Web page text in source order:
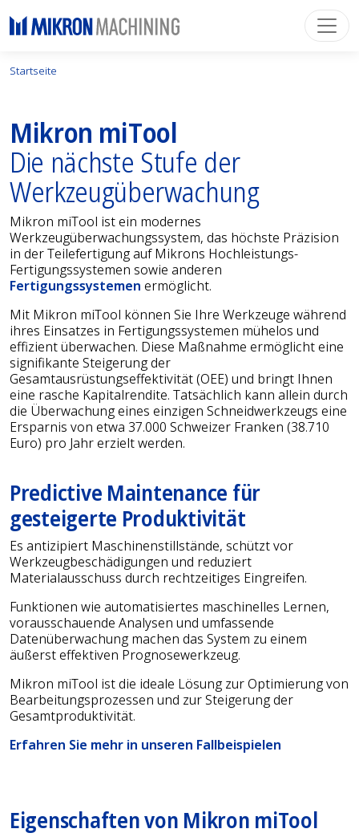
Startseite
Mikron miTool
Die nächste Stufe der
Werkzeug­überwachung
Mikron miTool ist ein modernes
Werkzeugüberwachungssystem, das höchste Präzision
in der Teilefertigung auf Mikrons Hochleistungs-
Fertigungssystemen sowie anderen
Fertigungssystemen ermöglicht.
Mit Mikron miTool können Sie Ihre Werkzeuge während
ihres Einsatzes in Fertigungssystemen mühelos und
effizient überwachen. Diese Maßnahme ermöglicht eine
signifikante Steigerung der
Gesamtausrüstungseffektivität (OEE) und bringt Ihnen
eine rasche Kapitalrendite. Tatsächlich kann allein durch
die Überwachung eines einzigen Schneidwerkzeugs eine
Ersparnis von etwa 37.000 Schweizer Franken (38.710
Euro) pro Jahr erzielt werden.
Predictive Maintenance für
gesteigerte Produktivität
Es antizipiert Maschinenstillstände, schützt vor
Werkzeugbeschädigungen und reduziert
Materialausschuss durch rechtzeitiges Eingreifen.
Funktionen wie automatisiertes maschinelles Lernen,
vorausschauende Analysen und umfassende
Datenüberwachung machen das System zu einem
äußerst effektiven Prognosewerkzeug.
Mikron miTool ist die ideale Lösung zur Optimierung von
Bearbeitungsprozessen und zur Steigerung der
Gesamtproduktivität.
Erfahren Sie mehr in unseren Fallbeispielen
Eigenschaften von Mikron miTool